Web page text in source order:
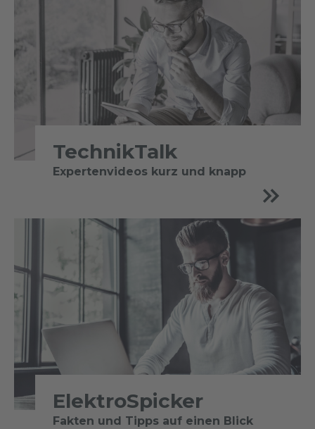
TechnikTalk
Expertenvideos kurz und knapp
ElektroSpicker
Fakten und Tipps auf einen Blick